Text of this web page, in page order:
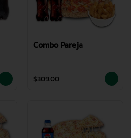
Combo Pareja
$309.00